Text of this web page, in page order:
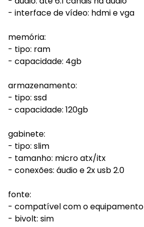
- interface de vídeo: hdmi e vga
memória:
- tipo: ram
- capacidade: 4gb
armazenamento:
- tipo: ssd
- capacidade: 120gb
gabinete:
- tipo: slim
- tamanho: micro atx/itx
- conexões: áudio e 2x usb 2.0
fonte:
- compatível com o equipamento
- bivolt: sim